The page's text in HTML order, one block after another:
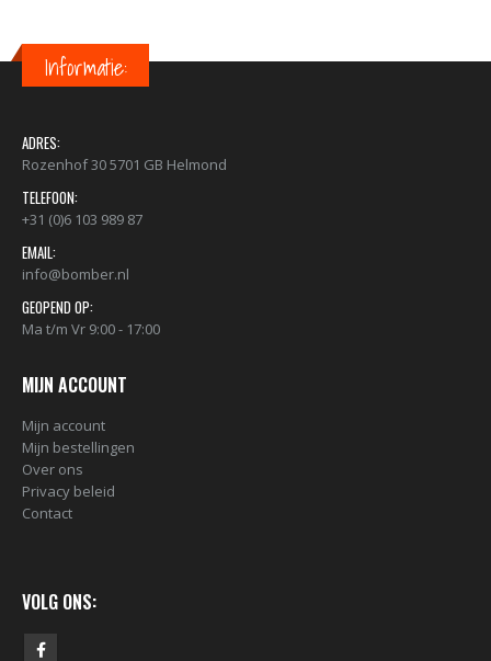
Informatie:
ADRES:
Rozenhof 30 5701 GB Helmond
TELEFOON:
+31 (0)6 103 989 87
EMAIL:
info@bomber.nl
GEOPEND OP:
Ma t/m Vr 9:00 - 17:00
MIJN ACCOUNT
Mijn account
Mijn bestellingen
Over ons
Privacy beleid
Contact
VOLG ONS: